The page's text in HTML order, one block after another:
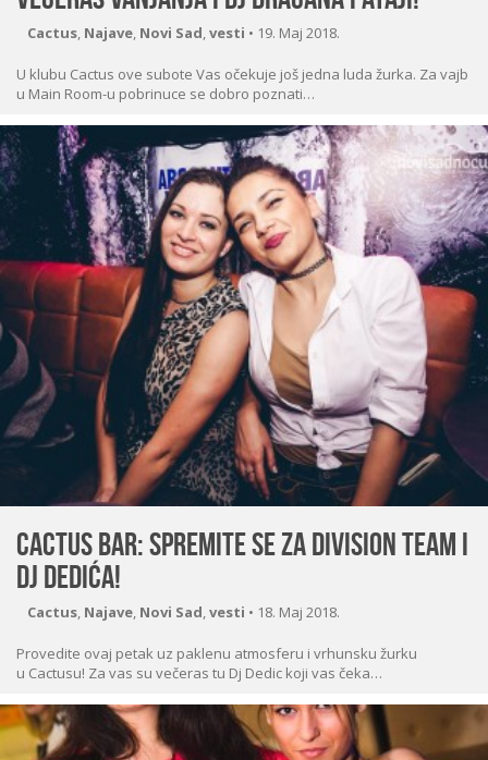
Cactus, Najave, Novi Sad,vesti • 19. Maj 2018.
U klubu Cactus ove subote Vas očekuje još jedna luda žurka. Za vajb
u Main Room-u pobrinuce se dobro poznati…
Cactus bar: Spremite se za Division Team i
Dj Dedića!
Cactus, Najave, Novi Sad,vesti • 18. Maj 2018.
Provedite ovaj petak uz paklenu atmosferu i vrhunsku žurku
u Cactusu! Za vas su večeras tu Dj Dedic koji vas čeka…